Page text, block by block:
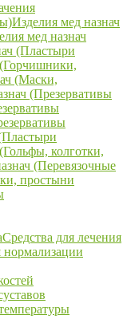
Изделия мед назнач
мед назнач
(Пластыри
(Маски,
(Презервативы
колготки,
(Перевязочные
простыни
Средства для лечения
нормализации